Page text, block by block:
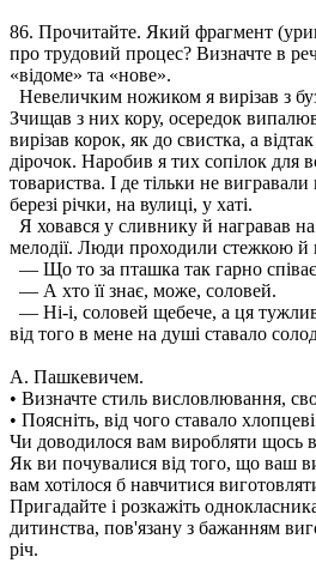
86. Прочитайте. Який фрагмент
про трудовий процес? Визначте в
«відоме» та «нове».
Невеличким ножиком я вирізав з
Зчищав з них кору, осередок
вирізав корок, як до свистка, а
дірочок. Наробив я тих сопілок для
товариства. І де тільки не
березі річки, на вулиці, у хаті.
Я ховався у сливнику й награвав на
мелодії. Люди проходили стежкою й
— Що то за пташка так гарно
— А хто її знає, може, соловей.
— Ні-і, соловей щебече, а ця
від того в мене на душі ставало
А. Пашкевичем.
• Визначте стиль висловлювання,
• Поясніть, від чого ставало
Чи доводилося вам виробляти щось
Як ви почувалися від того, що ваш
вам хотілося б навчитися
Пригадайте і розкажіть
дитинства, пов'язану з бажанням
річ.